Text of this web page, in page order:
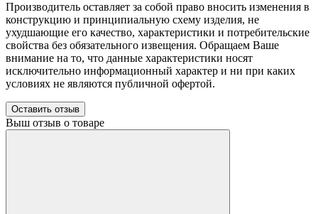
Производитель оставляет за собой право вносить изменения в
конструкцию и принципиальную схему изделия, не
ухудшающие его качество, характеристики и потребительские
свойства без обязательного извещения. Обращаем Ваше
внимание на то, что данные характеристики носят
исключительно информационный характер и ни при каких
условиях не являются публичной офертой.
Оставить отзыв
Выш отзыв о товаре